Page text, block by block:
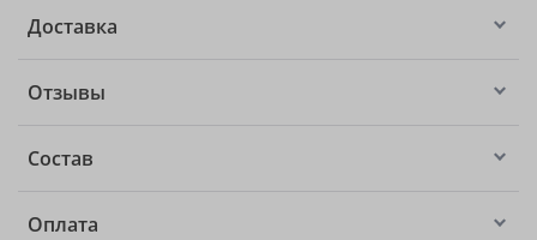
Доставка
Отзывы
Состав
Оплата